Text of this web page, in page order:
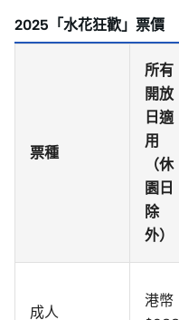
2025「水花狂歡」票價
票種
所有
開放
日適
用
（休
園日
除
外）
成人
港幣